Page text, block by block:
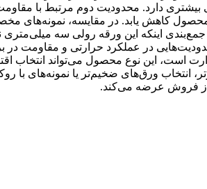
دارد. محدودیت دوم مرتبط با
کاهش یابد. در مقایسه، نمونه‌های
اینکه این ورقه رولی سه میلی‌متری
در عملکرد حرارتی و مقاومت در
است، این نوع محصول می‌تواند انتخاب
انتخاب ورق‌های ضخیم‌تر یا نمونه‌های
از فروش عرضه می‌کند.